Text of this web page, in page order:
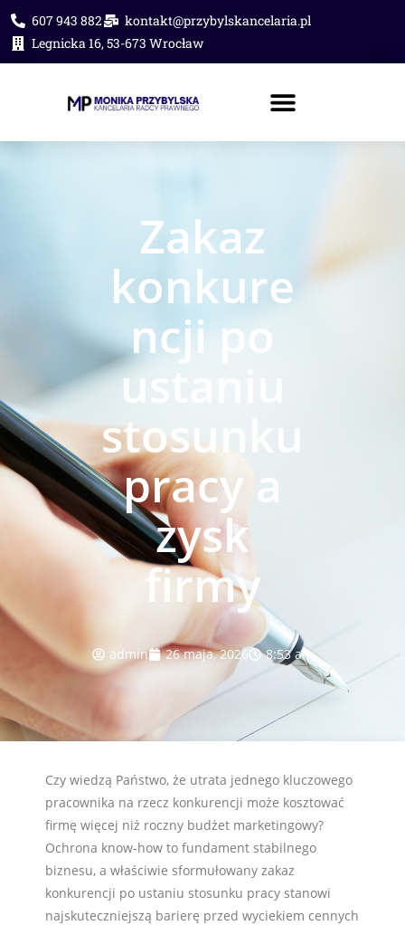
607 943 882
kontakt@przybylskancelaria.pl
Legnicka 16, 53-673 Wrocław
Zakaz
konkure
ncji po
ustaniu
stosunku
pracy a
zysk
firmy
admin 26 maja, 2026 8:53 am
Czy wiedzą Państwo, że utrata jednego kluczowego
pracownika na rzecz konkurencji może kosztować
firmę więcej niż roczny budżet marketingowy?
Ochrona know-how to fundament stabilnego
biznesu, a właściwie sformułowany zakaz
konkurencji po ustaniu stosunku pracy stanowi
najskuteczniejszą barierę przed wyciekiem cennych